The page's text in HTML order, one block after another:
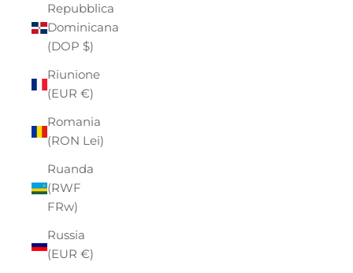
Repubblica
Dominicana
(DOP $)
Riunione
(EUR €)
Romania
(RON Lei)
Ruanda
(RWF
FRw)
Russia
(EUR €)